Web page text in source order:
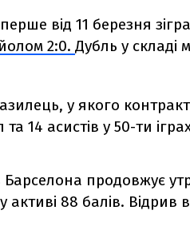
від 11 березня
2:0. Дубль у складі
у якого
14 асистів у 50-ти
Барселона продовжує
88 балів. Відрив